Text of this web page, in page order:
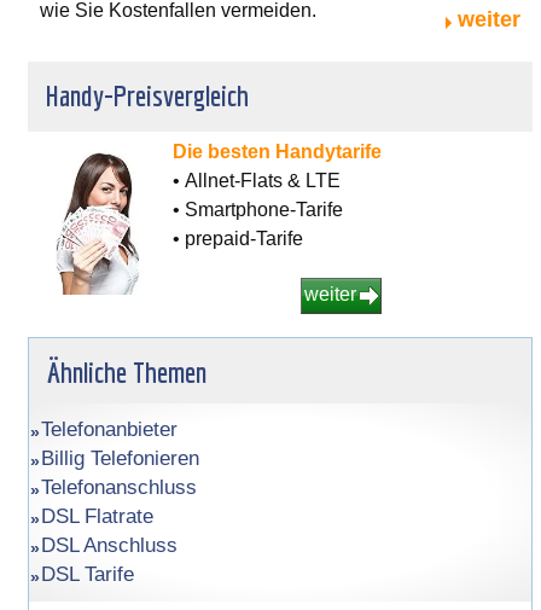
wie Sie Kostenfallen vermeiden.
weiter
Handy-Preisvergleich
Die besten Handytarife
• Allnet-Flats & LTE
• Smartphone-Tarife
• prepaid-Tarife
weiter
Ähnliche Themen
Telefonanbieter
Billig Telefonieren
Telefonanschluss
DSL Flatrate
DSL Anschluss
DSL Tarife